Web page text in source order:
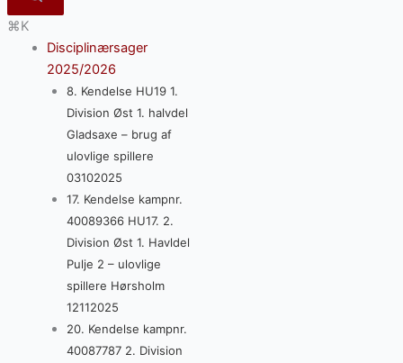
⌘K
Disciplinærsager
2025/2026
8. Kendelse HU19 1.
Division Øst 1. halvdel
Gladsaxe – brug af
ulovlige spillere
03102025
17. Kendelse kampnr.
40089366 HU17. 2.
Division Øst 1. Havldel
Pulje 2 – ulovlige
spillere Hørsholm
12112025
20. Kendelse kampnr.
40087787 2. Division